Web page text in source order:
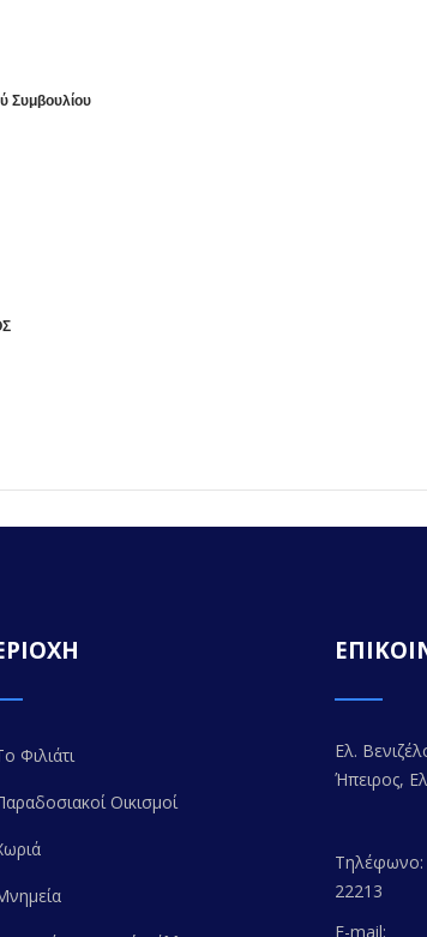
Συμβουλίου
Φιλιάτι
Οικισμοί
Ελ.
Ήπειρος,
Τηλέφωνο:
22213
E-mail: